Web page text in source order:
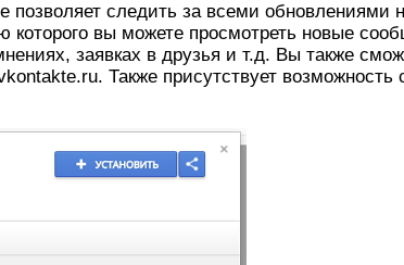
следить за всеми
вы можете просмотреть новые
заявках в друзья и т.д. Вы также
Также присутствует